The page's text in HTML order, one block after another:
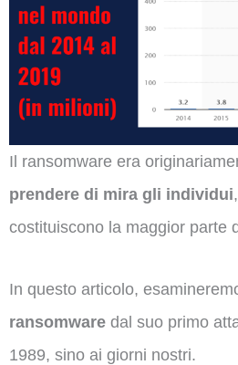
Il ransomware era
prendere di mira gli individui
costituiscono la maggior parte
In questo articolo,
ransomware dal suo primo
1989, sino ai giorni nostri.